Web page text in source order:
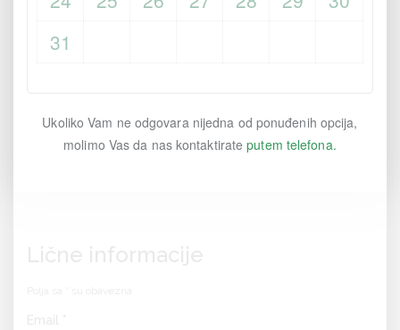
31
Ukoliko Vam ne odgovara nijedna od ponuđenih opcija,
molimo Vas da nas kontaktirateputem telefona.